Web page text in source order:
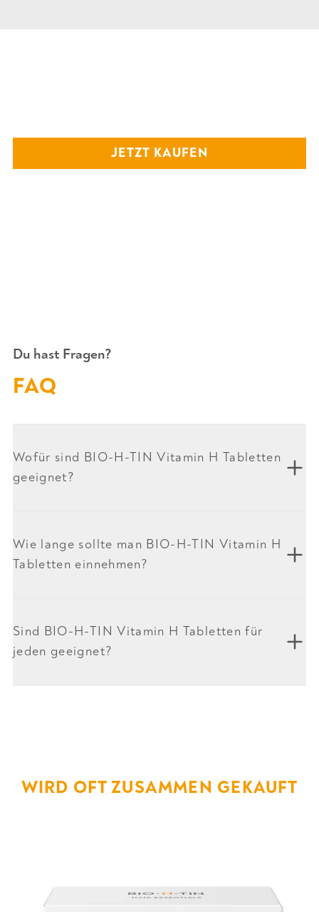
JETZT KAUFEN
Du hast Fragen?
FAQ
Wofür sind BIO-H-TIN Vitamin H Tabletten
geeignet?
Wie lange sollte man BIO-H-TIN Vitamin H
Tabletten einnehmen?
Sind BIO-H-TIN Vitamin H Tabletten für
jeden geeignet?
WIRD OFT ZUSAMMEN GEKAUFT